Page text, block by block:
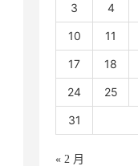
3 4
10 11
17 18
24 25
31
« 2 月